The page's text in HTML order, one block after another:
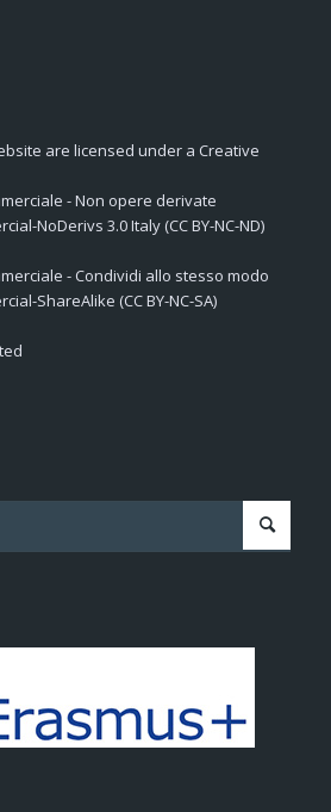
are licensed under a Creative
- Non opere derivate
NoDerivs 3.0 Italy (CC BY-NC-ND)
- Condividi allo stesso modo
ShareAlike (CC BY-NC-SA)